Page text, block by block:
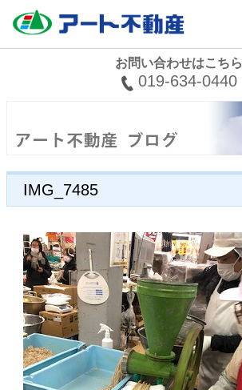
お問い合わせはこちら
019-634-0440
IMG_7485